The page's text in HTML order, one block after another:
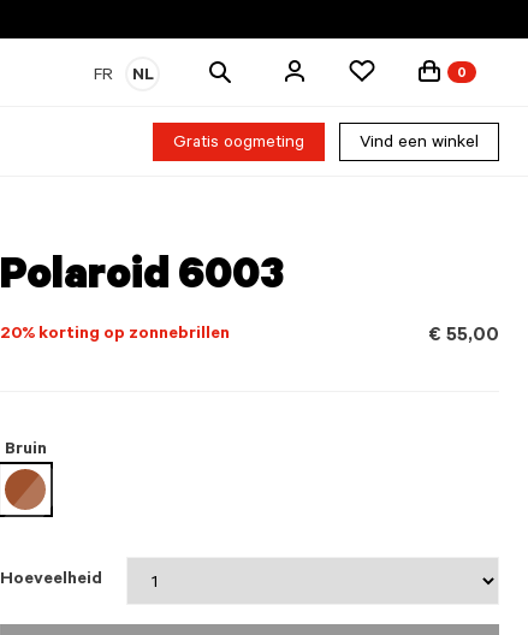
FR NL
Zoek
0
Gratis oogmeting Vind een winkel
Polaroid 6003
20% korting op zonnebrillen € 55,00
Bruin
geselecteerd
Hoeveelheid